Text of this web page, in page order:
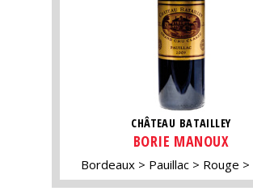
CHÂTEAU BATAILLEY
BORIE MANOUX
Bordeaux Pauillac Rouge